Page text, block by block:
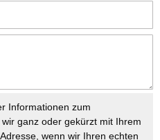
Informationen zum
ganz oder gekürzt mit Ihrem
wenn wir Ihren echten